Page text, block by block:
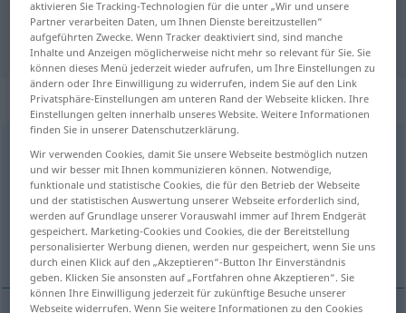
"Partie" Chinesisch Übersetzung
„Partie“: Femininum
Partief
Übersicht aller Übersetzungen
(Für mehr Details die Übersetzung anklicken/antippen)
局, 场, 结婚对象
aktivieren Sie Tracking-Technologien für die unter „Wir und unsere
Partner verarbeiten Daten, um Ihnen Dienste bereitzustellen“
aufgeführten Zwecke. Wenn Tracker deaktiviert sind, sind manche
Inhalte und Anzeigen möglicherweise nicht mehr so relevant für Sie. Sie
können dieses Menü jederzeit wieder aufrufen, um Ihre Einstellungen zu
ändern oder Ihre Einwilligung zu widerrufen, indem Sie auf den Link
Privatsphäre-Einstellungen am unteren Rand der Webseite klicken. Ihre
Einstellungen gelten innerhalb unseres Website. Weitere Informationen
finden Sie in unserer Datenschutzerklärung.
Wir verwenden Cookies, damit Sie unsere Webseite bestmöglich nutzen
und wir besser mit Ihnen kommunizieren können. Notwendige,
funktionale und statistische Cookies, die für den Betrieb der Webseite
und der statistischen Auswertung unserer Webseite erforderlich sind,
werden auf Grundlage unserer Vorauswahl immer auf Ihrem Endgerät
gespeichert. Marketing-Cookies und Cookies, die der Bereitstellung
personalisierter Werbung dienen, werden nur gespeichert, wenn Sie uns
durch einen Klick auf den „Akzeptieren“-Button Ihr Einverständnis
geben. Klicken Sie ansonsten auf „Fortfahren ohne Akzeptieren“. Sie
können Ihre Einwilligung jederzeit für zukünftige Besuche unserer
Webseite widerrufen. Wenn Sie weitere Informationen zu den Cookies